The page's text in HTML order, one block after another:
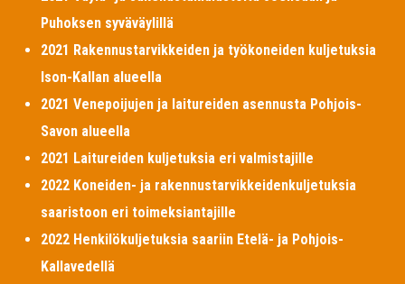
Puhoksen syväväylillä
2021 Rakennustarvikkeiden ja työkoneiden kuljetuksia
Ison-Kallan alueella
2021 Venepoijujen ja laitureiden asennusta Pohjois-
Savon alueella
2021 Laitureiden kuljetuksia eri valmistajille
2022 Koneiden- ja rakennustarvikkeidenkuljetuksia
saaristoon eri toimeksiantajille
2022 Henkilökuljetuksia saariin Etelä- ja Pohjois-
Kallavedellä